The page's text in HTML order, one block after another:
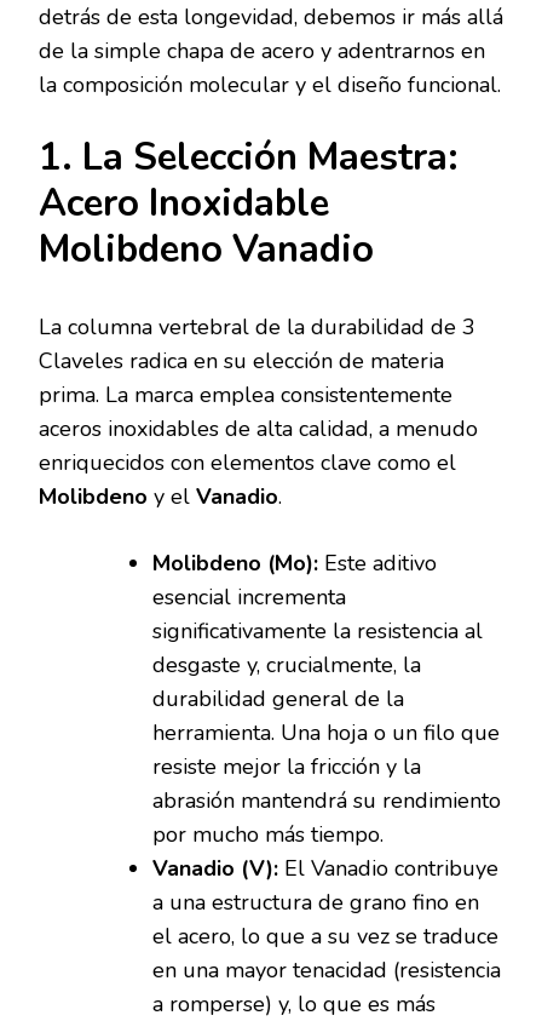
detrás de esta longevidad, debemos ir más allá
de la simple chapa de acero y adentrarnos en
la composición molecular y el diseño funcional.
1. La Selección Maestra:
Acero Inoxidable
Molibdeno Vanadio
La columna vertebral de la durabilidad de 3
Claveles radica en su elección de materia
prima. La marca emplea consistentemente
aceros inoxidables de alta calidad, a menudo
enriquecidos con elementos clave como el
Molibdeno y el Vanadio.
Molibdeno (Mo): Este aditivo
esencial incrementa
significativamente la resistencia al
desgaste y, crucialmente, la
durabilidad general de la
herramienta. Una hoja o un filo que
resiste mejor la fricción y la
abrasión mantendrá su rendimiento
por mucho más tiempo.
Vanadio (V): El Vanadio contribuye
a una estructura de grano fino en
el acero, lo que a su vez se traduce
en una mayor tenacidad (resistencia
a romperse) y, lo que es más